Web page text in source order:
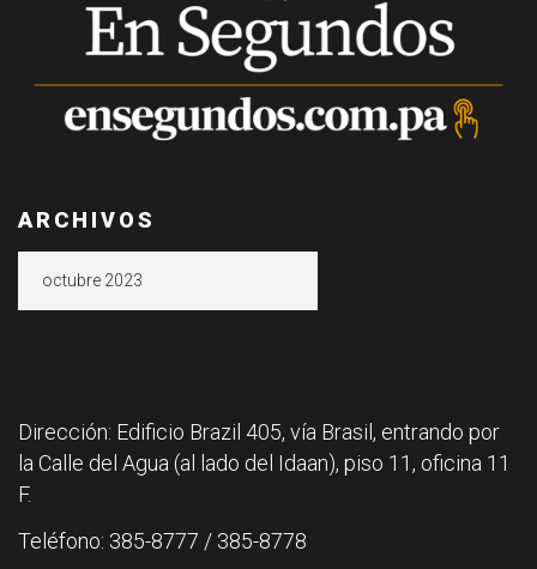
ARCHIVOS
Dirección: Edificio Brazil 405, vía Brasil, entrando por
la Calle del Agua (al lado del Idaan), piso 11, oficina 11
F.
Teléfono: 385-8777 / 385-8778